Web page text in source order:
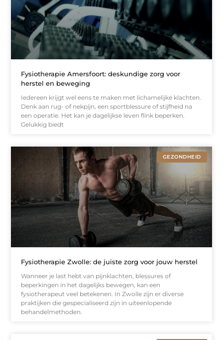
Fysiotherapie Amersfoort: deskundige zorg voor
herstel en beweging
Iedereen krijgt wel eens te maken met lichamelijke klachten.
Denk aan rug- of nekpijn, een sportblessure of stijfheid na
een operatie. Het kan je dagelijkse leven flink beperken.
Gelukkig biedt
GEZONDHEID
Fysiotherapie Zwolle: de juiste zorg voor jouw herstel
Wanneer je last hebt van pijnklachten, blessures of
beperkingen in het dagelijks bewegen, kan een
fysiotherapeut veel betekenen. In Zwolle zijn er diverse
praktijken die gespecialiseerd zijn in uiteenlopende
behandelmethoden.